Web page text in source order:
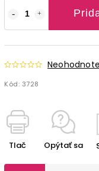
Kód: 3728
Tlač Opýtať sa